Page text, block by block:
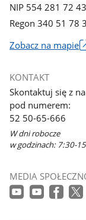
NIP 554 281 72 43
Regon 340 51 78
Zobacz na mapie
się
w
nowym
oknie
KONTAKT
Skontaktuj się z
pod numerem:
52 50-65-666
W dni robocze
w godzinach: 7:30-
MEDIA